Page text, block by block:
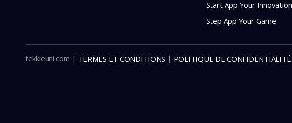
Start App Your Innovation
Step App Your Game
tekkieuni.com | TERMES ET CONDITIONS | POLITIQUE DE CONFIDENTIALITÉ